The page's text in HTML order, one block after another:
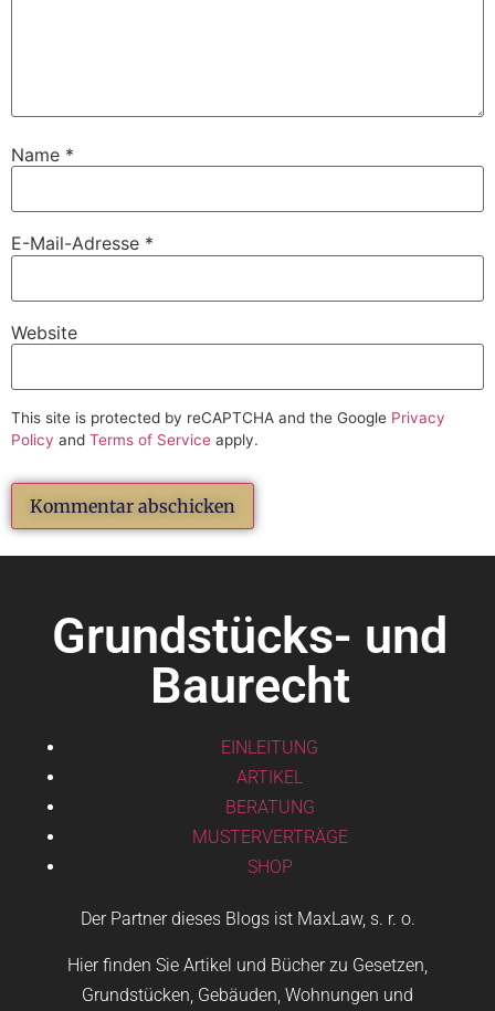
Name *
E-Mail-Adresse *
Website
This site is protected by reCAPTCHA and the Google Privacy
Policy and Terms of Service apply.
Grundstücks- und
Baurecht
EINLEITUNG
ARTIKEL
BERATUNG
MUSTERVERTRÄGE
SHOP
Der Partner dieses Blogs ist MaxLaw, s. r. o.
Hier finden Sie Artikel und Bücher zu Gesetzen,
Grundstücken, Gebäuden, Wohnungen und